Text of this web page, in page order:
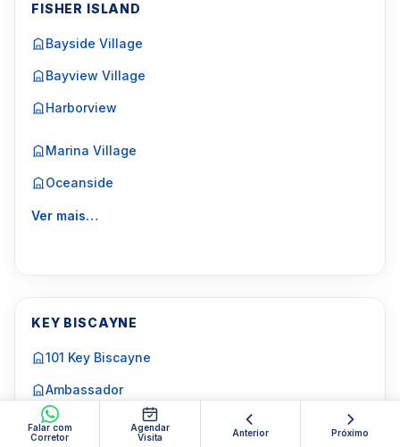
Falar com
Corretor
Agendar
Visita
Anterior Próximo
FISHER ISLAND
Bayside Village
Bayview Village
Harborview
Marina Village
Oceanside
Ver mais…
KEY BISCAYNE
101 Key Biscayne
Ambassador
Cape Florida Club